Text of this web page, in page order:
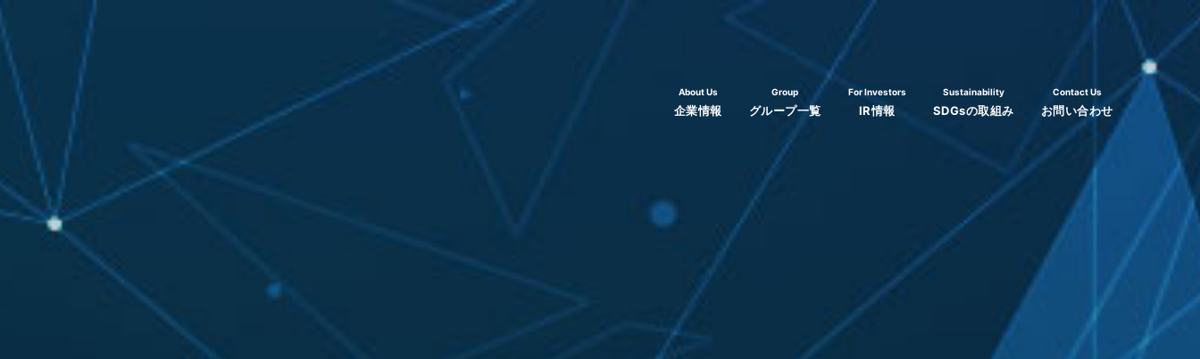
About Us
企業情報
Group
グループ一覧
For Investors
IR情報
Sustainability
SDGsの取組み
Contact Us
お問い合わせ